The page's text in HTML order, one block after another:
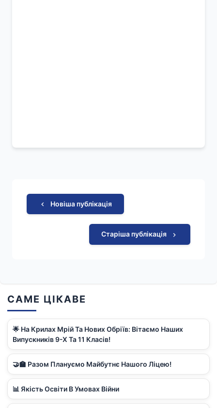
Новіша публікація
Старіша публікація
САМЕ ЦІКАВЕ
🌟 На Крилах Мрій Та Нових Обріїв: Вітаємо Наших
Випускників 9-Х Та 11 Класів!
🤝🏫 Разом Плануємо Майбутнє Нашого Ліцею!
📊 Якість Освіти В Умовах Війни